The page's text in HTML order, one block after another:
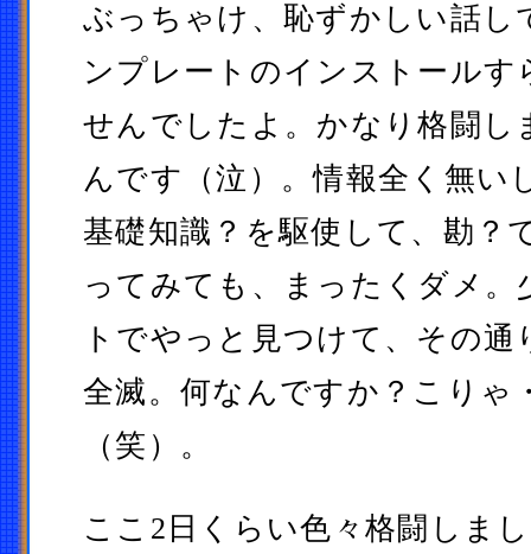
ぶっちゃけ、恥ずかしい話し
ンプレートのインストールす
せんでしたよ。かなり格闘し
んです（泣）。情報全く無い
基礎知識？を駆使して、勘？
ってみても、まったくダメ。
トでやっと見つけて、その
全滅。何なんですか？こりゃ
（笑）。
ここ2日くらい色々格闘しま